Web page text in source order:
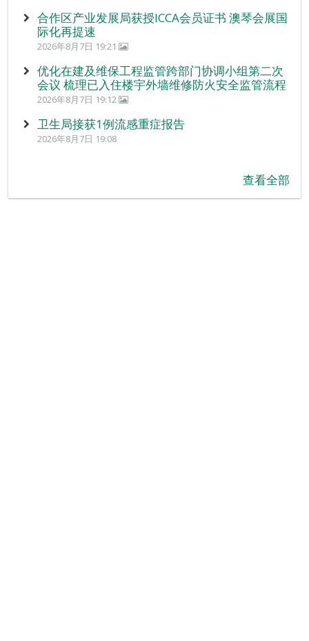
合作区产业发展局获授ICCA会员证书 澳琴会展国
际化再提速
2026年8月7日 19:21
优化在建及维保工程监管跨部门协调小组第二次
会议 梳理已入住楼宇外墙维修防火安全监管流程
2026年8月7日 19:12
卫生局接获1例流感重症报告
2026年8月7日 19:08
查看全部